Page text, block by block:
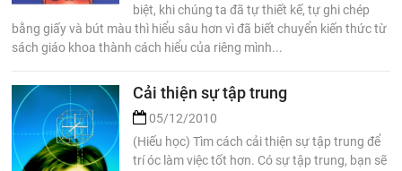
biệt, khi chúng ta đã tự thiết kế, tự ghi chép
bằng giấy và bút màu thì hiểu sâu hơn vì đã biết chuyển kiến thức từ
sách giáo khoa thành cách hiểu của riêng mình...
Cải thiện sự tập trung
05/12/2010
(Hiếu học) Tìm cách cải thiện sự tập trung để
trí óc làm việc tốt hơn. Có sự tập trung, bạn sẽ